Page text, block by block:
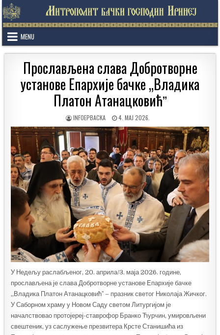
Skip
to
content
MENU
Прослављена слава Добротворне
установе Епархије бачке „Владика
Платон Атанацковићˮ
AUTHOR:
INFOEPBACKA
PUBLISHED
DATE:
4. МАЈ 2026.
У Недељу раслабљеног, 20. априла/3. маја 2026. године,
прослављена је слава Добротворне установе Епархије бачке
„Владика Платон Атанацковићˮ – празник светог Николаја Жичког.
У Саборном храму у Новом Саду светом Литургијом је
началствовао протојереј-ставрофор Бранко Ћурчин, умировљени
свештеник, уз саслужење презвитера Крсте Станишића из